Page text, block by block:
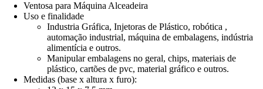
Ventosa para Máquina Alceadeira
Uso e finalidade
Industria Gráfica, Injetoras de Plástico, robótica ,
automação industrial, máquina de embalagens, indústria
alimentícia e outros.
Manipular embalagens no geral, chips, materiais de
plástico, cartões de pvc, material gráfico e outros.
Medidas (base x altura x furo):